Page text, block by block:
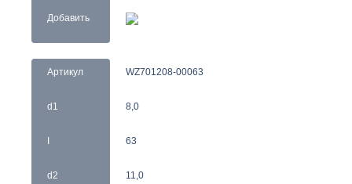
Добавить
Артикул
d1
I
d2
WZ701208-00063
8,0
63
11,0